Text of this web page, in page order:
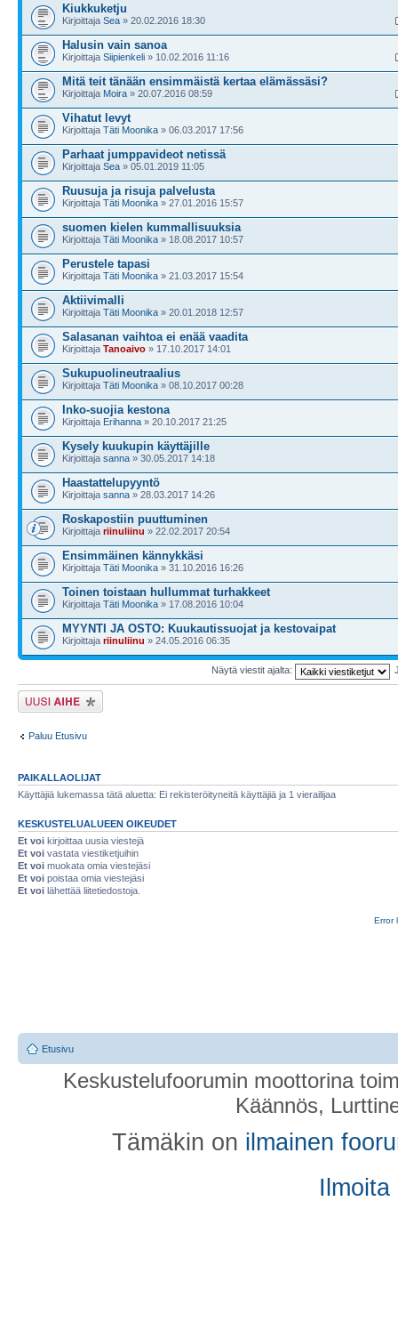
Kiukkuketju
Kirjoittaja Sea » 20.02.2016 18:30
Halusin vain sanoa
Kirjoittaja Siipienkeli » 10.02.2016 11:16
Mitä teit tänään ensimmäistä kertaa elämässäsi?
Kirjoittaja Moira » 20.07.2016 08:59
Vihatut levyt
Kirjoittaja Täti Moonika » 06.03.2017 17:56
Parhaat jumppavideot netissä
Kirjoittaja Sea » 05.01.2019 11:05
Ruusuja ja risuja palvelusta
Kirjoittaja Täti Moonika » 27.01.2016 15:57
suomen kielen kummallisuuksia
Kirjoittaja Täti Moonika » 18.08.2017 10:57
Perustele tapasi
Kirjoittaja Täti Moonika » 21.03.2017 15:54
Aktiivimalli
Kirjoittaja Täti Moonika » 20.01.2018 12:57
Salasanan vaihtoa ei enää vaadita
Kirjoittaja Tanoaivo » 17.10.2017 14:01
Sukupuolineutraalius
Kirjoittaja Täti Moonika » 08.10.2017 00:28
Inko-suojia kestona
Kirjoittaja Erihanna » 20.10.2017 21:25
Kysely kuukupin käyttäjille
Kirjoittaja sanna » 30.05.2017 14:18
Haastattelupyyntö
Kirjoittaja sanna » 28.03.2017 14:26
Roskapostiin puuttuminen
Kirjoittaja riinuliinu » 22.02.2017 20:54
Ensimmäinen kännykkäsi
Kirjoittaja Täti Moonika » 31.10.2016 16:26
Toinen toistaan hullummat turhakkeet
Kirjoittaja Täti Moonika » 17.08.2016 10:04
MYYNTI JA OSTO: Kuukautissuojat ja kestovaipat
Kirjoittaja riinuliinu » 24.05.2016 06:35
Näytä viestit ajalta:
Lähetä uusi viesti
Paluu Etusivu
PAIKALLAOLIJAT
Käyttäjiä lukemassa tätä aluetta: Ei rekisteröityneitä käyttäjiä ja 1 vierailijaa
KESKUSTELUALUEEN OIKEUDET
Et voi kirjoittaa uusia viestejä
Et voi vastata viestiketjuihin
Et voi muokata omia viestejäsi
Et voi poistaa omia viestejäsi
Et voi lähettää liitetiedostoja.
Error
Etusivu
Keskustelufoorumin moottorina
Käännös,
Tämäkin on ilmainen